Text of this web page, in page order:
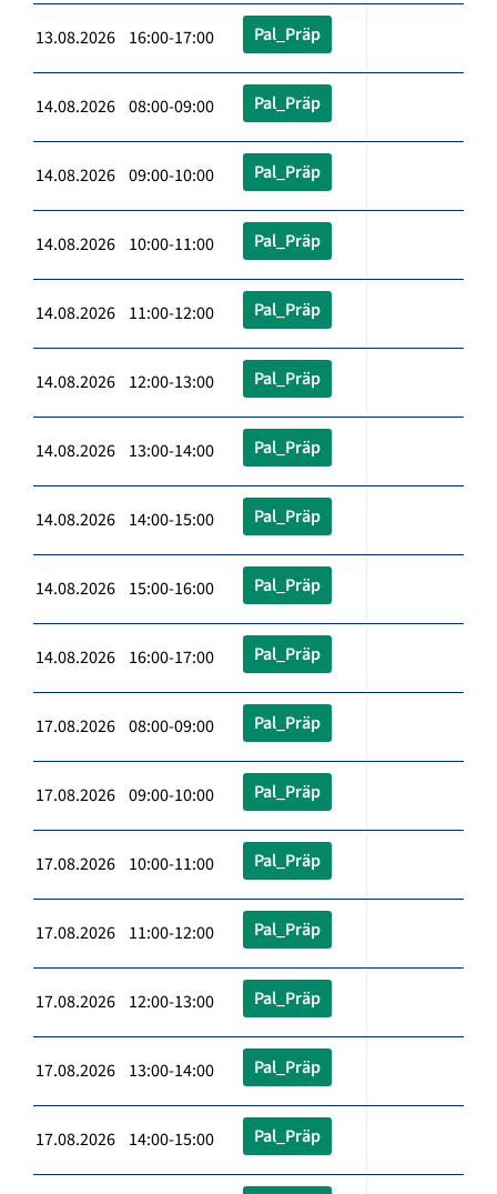
13.08.2026 16:00-17:00 Pal_Präp
14.08.2026 08:00-09:00 Pal_Präp
14.08.2026 09:00-10:00 Pal_Präp
14.08.2026 10:00-11:00 Pal_Präp
14.08.2026 11:00-12:00 Pal_Präp
14.08.2026 12:00-13:00 Pal_Präp
14.08.2026 13:00-14:00 Pal_Präp
14.08.2026 14:00-15:00 Pal_Präp
14.08.2026 15:00-16:00 Pal_Präp
14.08.2026 16:00-17:00 Pal_Präp
17.08.2026 08:00-09:00 Pal_Präp
17.08.2026 09:00-10:00 Pal_Präp
17.08.2026 10:00-11:00 Pal_Präp
17.08.2026 11:00-12:00 Pal_Präp
17.08.2026 12:00-13:00 Pal_Präp
17.08.2026 13:00-14:00 Pal_Präp
17.08.2026 14:00-15:00 Pal_Präp